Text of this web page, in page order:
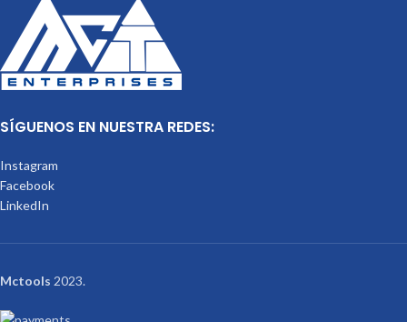
SÍGUENOS EN NUESTRA REDES:
Instagram
Facebook
LinkedIn
Mctools 2023.